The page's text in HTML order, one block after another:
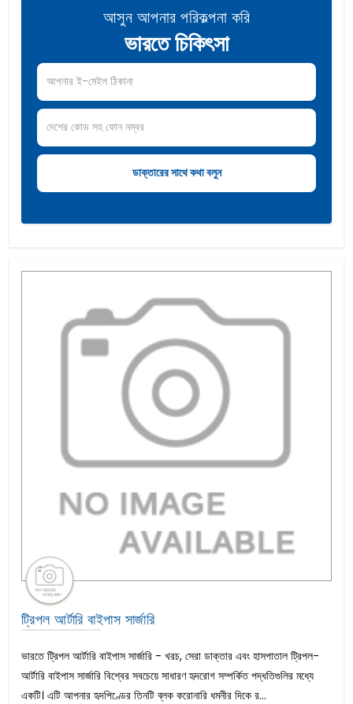
আসুন আপনার পরিকল্পনা করি
ভারতে চিকিৎসা
ট্রিপল আর্টারি বাইপাস সার্জারি
ভারতে ট্রিপল আর্টারি বাইপাস সার্জারি - খরচ, সেরা ডাক্তার এবং হাসপাতাল ট্রিপল-
আর্টারি বাইপাস সার্জারি বিশ্বের সবচেয়ে সাধারণ হৃদরোগ সম্পর্কিত পদ্ধতিগুলির মধ্যে
একটি। এটি আপনার হৃদপিণ্ডের তিনটি ব্লক করোনারি ধমনীর দিকে র...